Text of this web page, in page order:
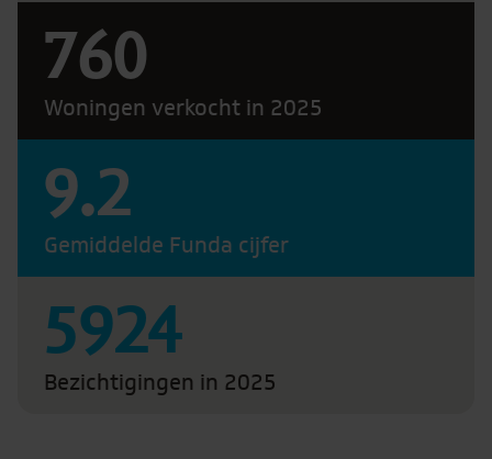
760
Woningen verkocht in 2025
9.2
Gemiddelde Funda cijfer
5924
Bezichtigingen in 2025